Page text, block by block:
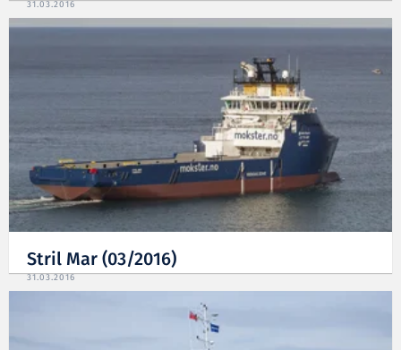
31.03.2016
Stril Mar (03/2016)
31.03.2016